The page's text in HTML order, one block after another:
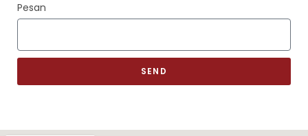
Pesan
SEND